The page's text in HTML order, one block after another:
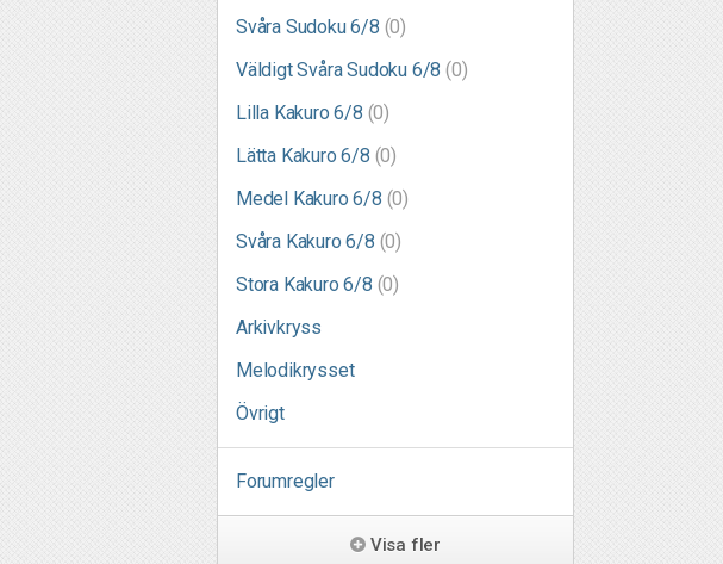
Svåra Sudoku 6/8 (0)
Väldigt Svåra Sudoku 6/8(0)
Lilla Kakuro 6/8 (0)
Lätta Kakuro 6/8 (0)
Medel Kakuro 6/8 (0)
Svåra Kakuro 6/8 (0)
Stora Kakuro 6/8 (0)
Arkivkryss
Melodikrysset
Övrigt
Forumregler
Visa fler